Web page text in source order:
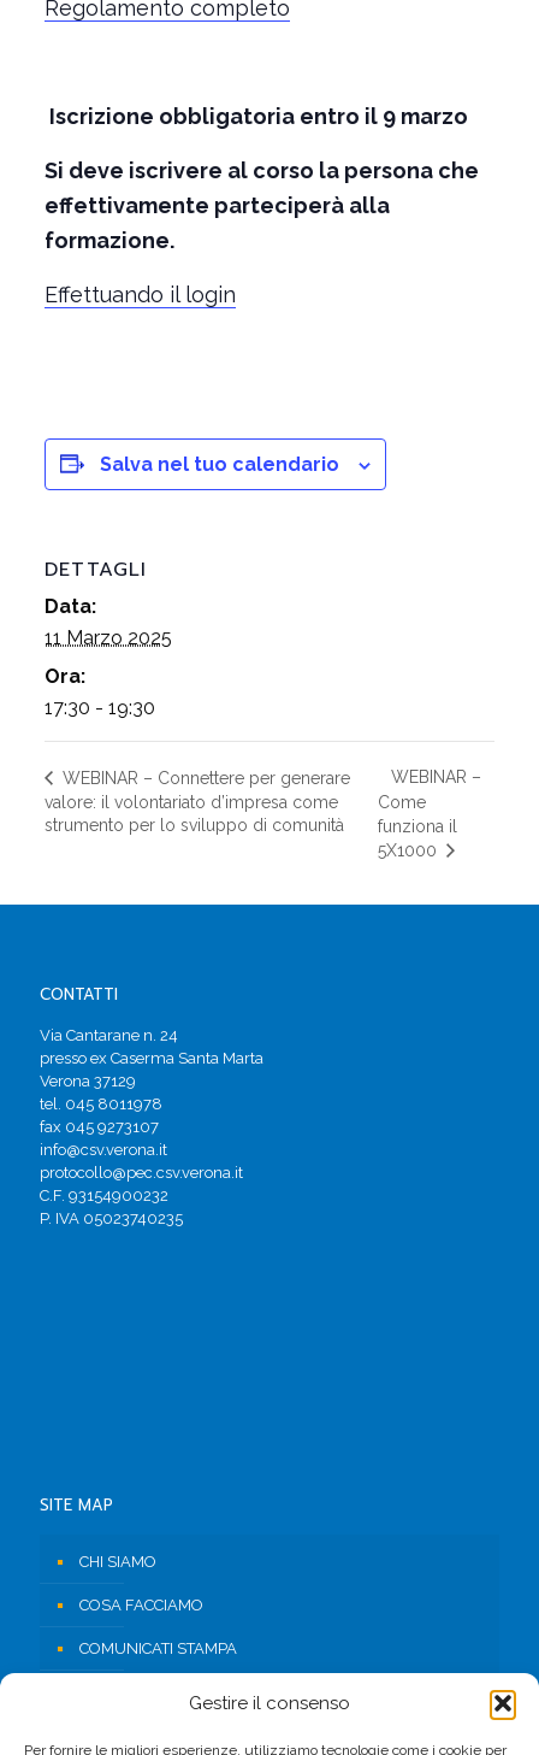
Gestire il consenso
Per fornire le migliori esperienze, utilizziamo tecnologie come i cookie per
Regolamento completo
Iscrizione obbligatoria entro il 9 marzo
Si deve iscrivere al corso la persona che
effettivamente parteciperà alla
formazione.
Effettuando il login
Salva nel tuo calendario
DETTAGLI
Data:
11 Marzo 2025
Ora:
17:30 - 19:30
WEBINAR – Connettere per generare
valore: il volontariato d’impresa come
strumento per lo sviluppo di comunità
WEBINAR –
Come
funziona il
5X1000
CONTATTI
Via Cantarane n. 24
presso ex Caserma Santa Marta
Verona 37129
tel. 045 8011978
fax 045 9273107
info@csv.verona.it
protocollo@pec.csv.verona.it
C.F. 93154900232
P. IVA 05023740235
SITE MAP
CHI SIAMO
COSA FACCIAMO
COMUNICATI STAMPA